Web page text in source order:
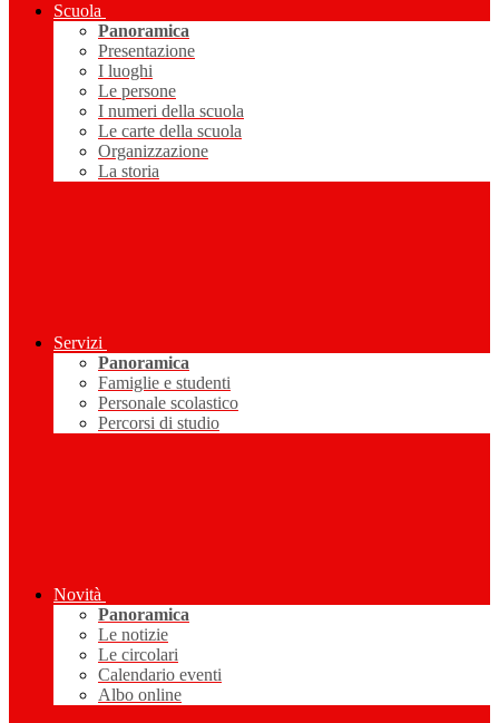
Scuola
Panoramica
Presentazione
I luoghi
Le persone
I numeri della scuola
Le carte della scuola
Organizzazione
La storia
Servizi
Panoramica
Famiglie e studenti
Personale scolastico
Percorsi di studio
Novità
Panoramica
Le notizie
Le circolari
Calendario eventi
Albo online